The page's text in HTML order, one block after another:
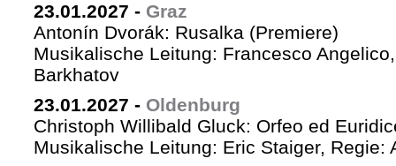
23.01.2027 - Graz
Antonín Dvorák: Rusalka (Premiere)
Musikalische Leitung: Francesco
Barkhatov
23.01.2027 - Oldenburg
Christoph Willibald Gluck: Orfeo ed
Musikalische Leitung: Eric Staiger, Regie: